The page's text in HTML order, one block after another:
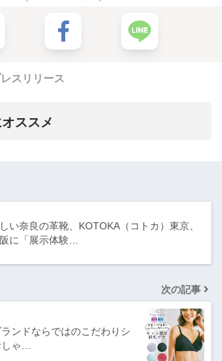
スリリース
ススメ
い奈良の革靴、KOTOKA（コトカ）東京、
に「展示体験…
次の記事
ンドならではのこだわりシ
しゃ…